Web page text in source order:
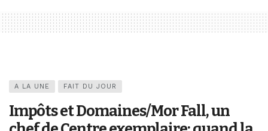
A LA UNE FAIT DU JOUR
Impôts et Domaines/Mor Fall, un